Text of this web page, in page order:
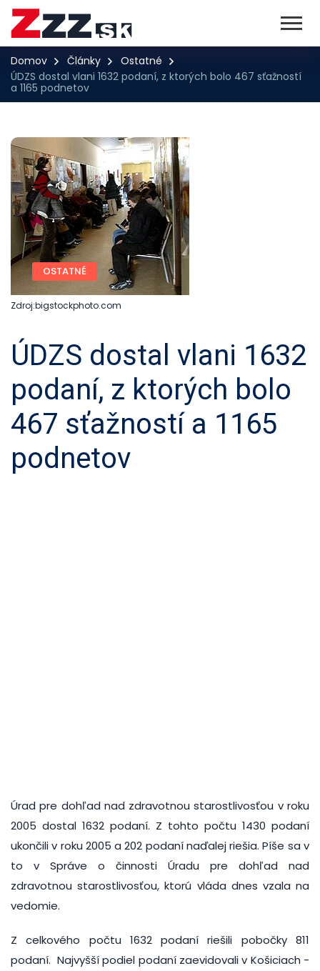
Domov Články
Ostatné
ÚDZS dostal vlani 1632 podaní, z ktorých bolo 467 sťažností
a 1165 podnetov
OSTATNÉ
Zdroj:bigstockphoto.com
ÚDZS dostal vlani 1632
podaní, z ktorých bolo
467 sťažností a 1165
podnetov
Úrad pre dohľad nad zdravotnou starostlivosťou v roku
2005 dostal 1632 podaní. Z tohto počtu 1430 podaní
ukončili v roku 2005 a 202 podaní naďalej riešia. Píše sa v
to v Správe o činnosti Úradu pre dohľad nad
zdravotnou starostlivosťou, ktorú vláda dnes vzala na
vedomie.
Z celkového počtu 1632 podaní riešili pobočky 811
podaní. Najvyšší podiel podaní zaevidovali v Košiciach -